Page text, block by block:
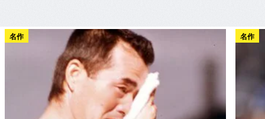
名作 名作